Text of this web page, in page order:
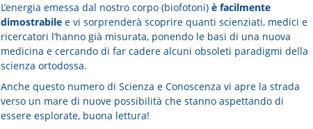
L’energia emessa dal nostro corpo (biofotoni) è facilmente
dimostrabilee vi sorprenderà scoprire quanti scienziati, medici e
ricercatori l’hanno già misurata, ponendo le basi di una nuova
medicina e cercando di far cadere alcuni obsoleti paradigmi della
scienza ortodossa.
Anche questo numero di Scienza e Conoscenza vi apre la strada
verso un mare di nuove possibilità che stanno aspettando di
essere esplorate, buona lettura!